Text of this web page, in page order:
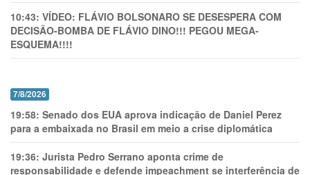
10:43: VÍDEO: FLÁVIO BOLSONARO SE DESESPERA COM
DECISÃO-BOMBA DE FLÁVIO DINO!!! PEGOU MEGA-
ESQUEMA!!!!
7/8/2026
19:58: Senado dos EUA aprova indicação de Daniel Perez
para a embaixada no Brasil em meio a crise diplomática
19:36: Jurista Pedro Serrano aponta crime de
responsabilidade e defende impeachment se interferência de